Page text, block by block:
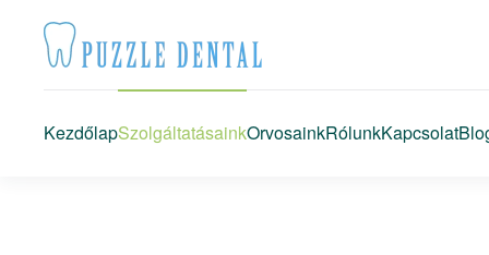
Fő tartalom átugrása
KezdőlapSzolgáltatásainkOrvosainkRólunkKapcsolat